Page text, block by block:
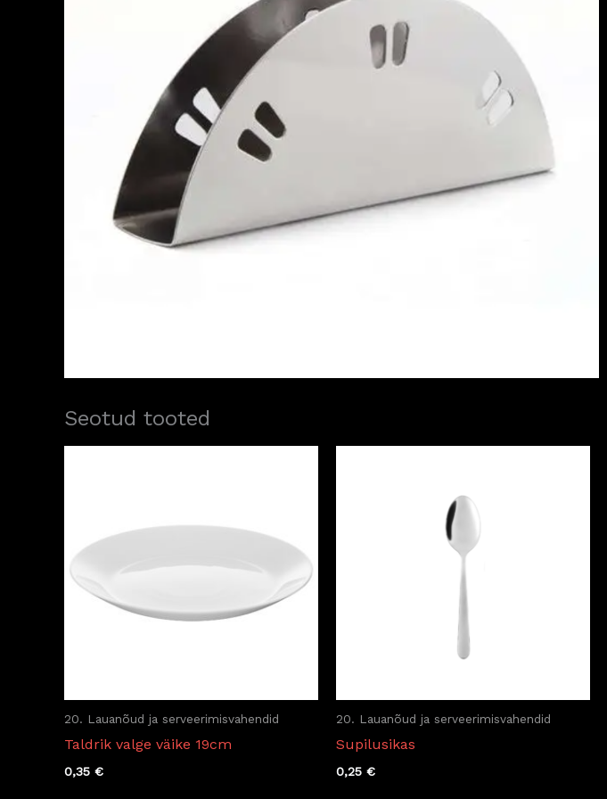
Seotud tooted
20. Lauanõud ja serveerimisvahendid
Taldrik valge väike 19cm
0,35 €
20. Lauanõud ja serveerimisvahendid
Supilusikas
0,25 €